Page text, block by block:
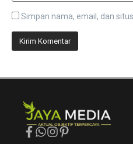
Simpan nama, email, dan